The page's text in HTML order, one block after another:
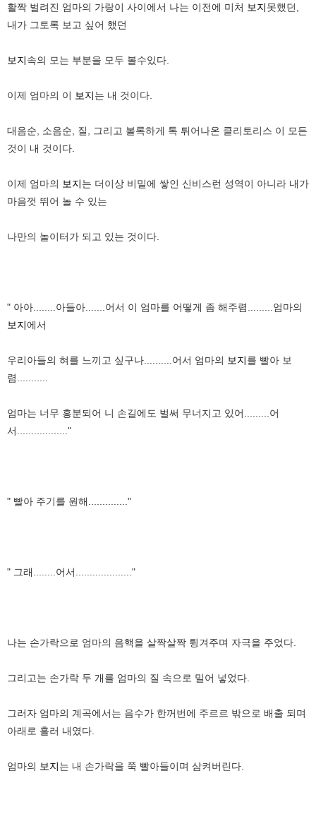
활짝 벌려진 엄마의 가랑이 사이에서 나는 이전에 미처 보지못했던,
내가 그토록 보고 싶어 했던
보지속의 모는 부분을 모두 볼수있다.
이제 엄마의 이 보지는 내 것이다.
대음순, 소음순, 질, 그리고 볼록하게 톡 튀어나온 클리토리스 이 모든
것이 내 것이다.
이제 엄마의 보지는 더이상 비밀에 쌓인 신비스런 성역이 아니라 내가
마음껏 뛰어 놀 수 있는
나만의 놀이터가 되고 있는 것이다.
" 아아........아들아.......어서 이 엄마를 어떻게 좀 해주렴.........엄마의
보지에서
우리아들의 혀를 느끼고 싶구나..........어서 엄마의 보지를 빨아 보
렴...........
엄마는 너무 흥분되어 니 손길에도 벌써 무너지고 있어.........어
서.................."
" 빨아 주기를 원해.............."
" 그래........어서...................."
나는 손가락으로 엄마의 음핵을 살짝살짝 튕겨주며 자극을 주었다.
그리고는 손가락 두 개를 엄마의 질 속으로 밀어 넣었다.
그러자 엄마의 계곡에서는 음수가 한꺼번에 주르르 밖으로 배출 되며
아래로 흘러 내였다.
엄마의 보지는 내 손가락을 쭉 빨아들이며 삼켜버린다.